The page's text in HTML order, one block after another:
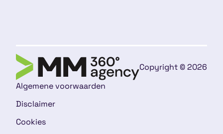
Copyright © 2026
Algemene voorwaarden
Disclaimer
Cookies